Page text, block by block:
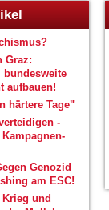
Graz:
bundesweite
aufbauen!
härtere Tage"
-
Genozid
am ESC!
Krieg und